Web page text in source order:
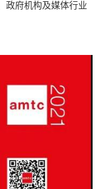
政府机构及媒体行业